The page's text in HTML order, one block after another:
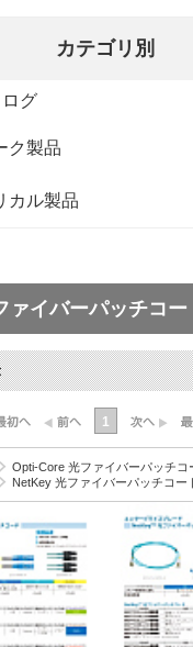
ァイバーパッチコー
1
Opti-Core 光ファイバーパッチコ
NetKey 光ファイバーパッチコー
カテゴリ別
グ
ク製品
カル製品